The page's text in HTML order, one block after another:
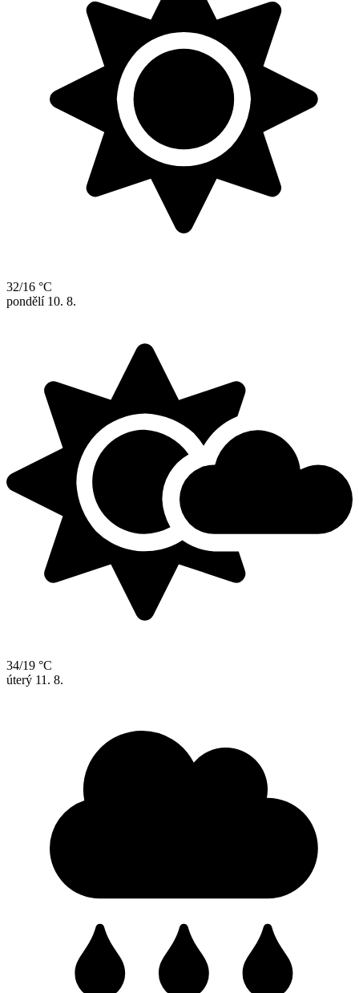
32/16 °C
pondělí 10. 8.
34/19 °C
úterý 11. 8.